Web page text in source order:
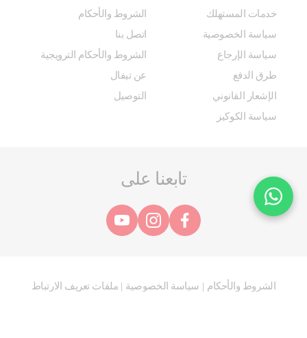
خدمات المستهلك
الشروط والأحكام
سياسة الخصوصية
اتصل بنا
سياسة الإرجاع
الشروط والأحكام الترويجية
طرق الدفع
عن تيفال
الإشعار القانوني
التوصيل
سياسة الكوكيز
تابعنا على
الشروط والأحكام | سياسة الخصوصية | ملفات تعريف الارتباط